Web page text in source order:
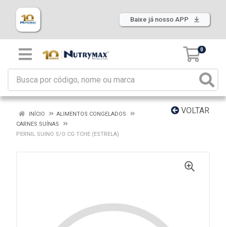
Baixe já nosso APP
0
VOLTAR
INÍCIO
ALIMENTOS CONGELADOS
CARNES SUÍNAS
PERNIL SUINO S/O CG TCHE (ESTRELA)